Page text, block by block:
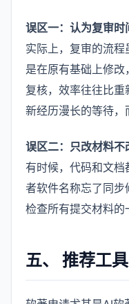
误区一：认为复审
实际上，复审的流
是在原有基础上修
复核，效率往往比
新经历漫长的等待，
误区二：只改材料不
有时候，代码和文
者软件名称忘了同
检查所有提交材料的
五、 推荐工